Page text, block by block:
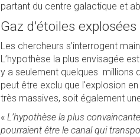
partant du centre galactique et
Gaz d'étoiles explosées
Les chercheurs s’interrogent
L’hypothèse la plus envisagée
y a seulement quelques millions
peut être exclu que l'explosion
très massives, soit également
«L’hypothèse la plus
pourraient être le canal qui